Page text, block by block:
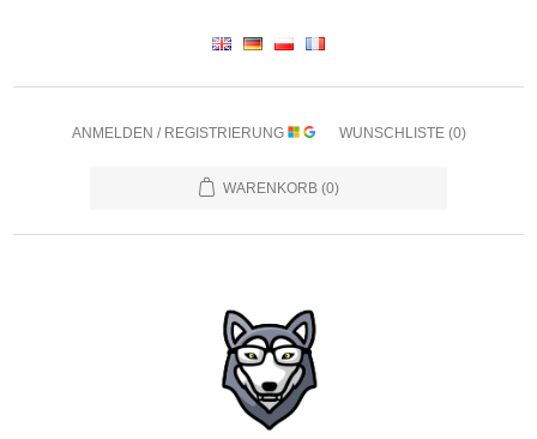
ANMELDEN / REGISTRIERUNG WUNSCHLISTE (0)
WARENKORB (0)